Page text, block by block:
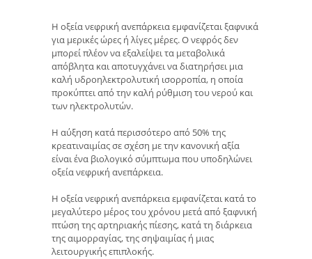
Η οξεία νεφρική ανεπάρκεια εμφανίζεται ξαφνικά
για μερικές ώρες ή λίγες μέρες. Ο νεφρός δεν
μπορεί πλέον να εξαλείψει τα μεταβολικά
απόβλητα και αποτυγχάνει να διατηρήσει μια
καλή υδροηλεκτρολυτική ισορροπία, η οποία
προκύπτει από την καλή ρύθμιση του νερού και
των ηλεκτρολυτών.
Η αύξηση κατά περισσότερο από 50% της
κρεατιναιμίας σε σχέση με την κανονική αξία
είναι ένα βιολογικό σύμπτωμα που υποδηλώνει
οξεία νεφρική ανεπάρκεια.
Η οξεία νεφρική ανεπάρκεια εμφανίζεται κατά το
μεγαλύτερο μέρος του χρόνου μετά από ξαφνική
πτώση της αρτηριακής πίεσης, κατά τη διάρκεια
της αιμορραγίας, της σηψαιμίας ή μιας
λειτουργικής επιπλοκής.